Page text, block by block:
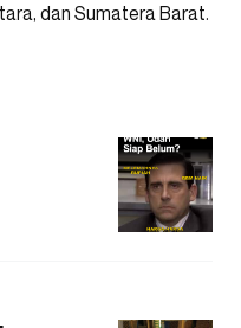
dan Sumatera Barat.